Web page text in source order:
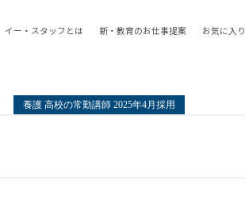
常勤講師
イー・スタッフとは 新・教育のお仕事提案 お気に入り
養護 高校の常勤講師 2025年4月採用